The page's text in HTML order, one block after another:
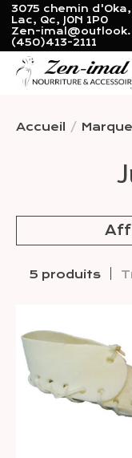
3075 chemin
Lac, Qc, J0N 1P0
Zen-
(450)413-2111
Accueil /
5 produits